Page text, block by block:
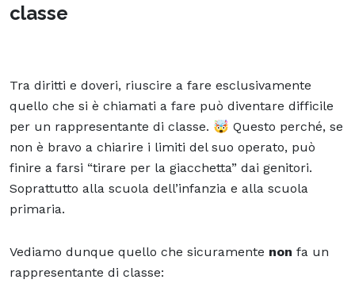
classe
Tra diritti e doveri, riuscire a fare esclusivamente
quello che si è chiamati a fare può diventare difficile
per un rappresentante di classe. 🤯 Questo perché, se
non è bravo a chiarire i limiti del suo operato, può
finire a farsi “tirare per la giacchetta” dai genitori.
Soprattutto alla scuola dell’infanzia e alla scuola
primaria.
Vediamo dunque quello che sicuramente non fa un
rappresentante di classe: